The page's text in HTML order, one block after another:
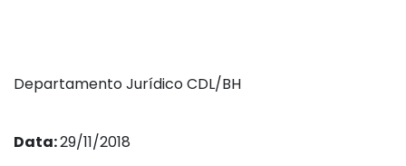
Departamento Jurídico CDL/BH
Data:29/11/2018